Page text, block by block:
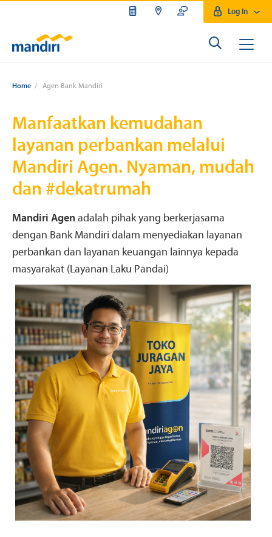
Log In
Home / Agen Bank Mandiri
Manfaatkan kemudahan
layanan perbankan melalui
Mandiri Agen. Nyaman, mudah
dan #dekatrumah
Mandiri Agen adalah pihak yang berkerjasama
dengan Bank Mandiri dalam menyediakan layanan
perbankan dan layanan keuangan lainnya kepada
masyarakat (Layanan Laku Pandai)